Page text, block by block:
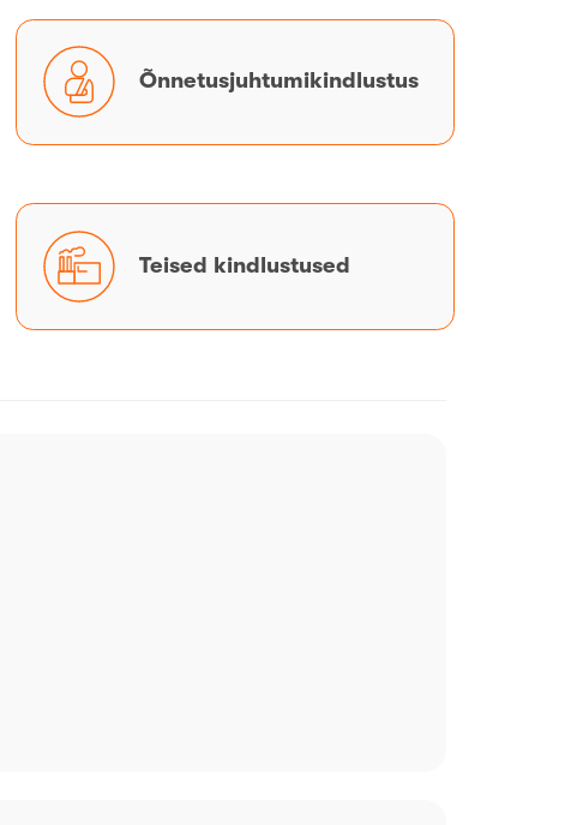
Õnnetusjuhtumikindlustus
Õnnetusjuhtumikindlustus
Teised
Teised kindlustused